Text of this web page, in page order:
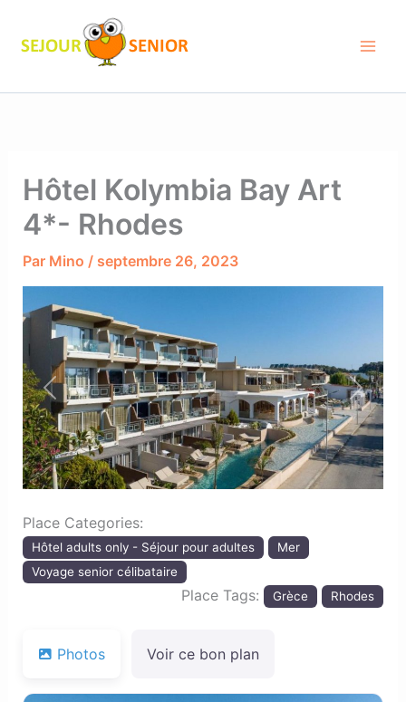
contenu
Hôtel Kolymbia Bay Art
4*- Rhodes
Par Mino / septembre 26, 2023
Previous Next
Place Categories:
Hôtel adults only - Séjour pour adultes
Mer
Voyage senior célibataire
Place Tags: Grèce Rhodes
Photos Voir ce bon plan